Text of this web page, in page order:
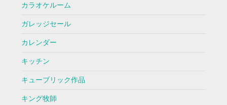
カラオケルーム
ガレッジセール
カレンダー
キッチン
キューブリック作品
キング牧師